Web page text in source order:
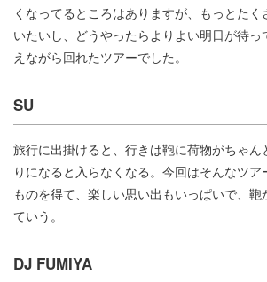
くなってるところはありますが、もっとたく
いたいし、どうやったらよりよい明日が待
えながら回れたツアーでした。
SU
旅行に出掛けると、行きは鞄に荷物がちゃ
りになると入らなくなる。今回はそんなツ
ものを得て、楽しい思い出もいっぱいで、鞄
ていう。
DJ FUMIYA